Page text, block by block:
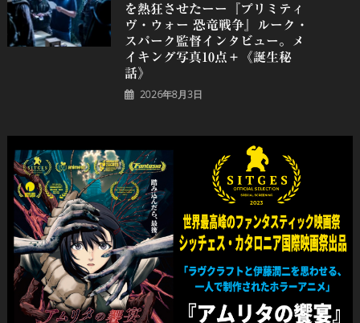
を熱狂させたーー『プリミティ
ヴ・ウォー 恐⻯戦争』ルーク・
スパーク監督インタビュー。メ
イキング写真10点＋《誕⽣秘
話》
2026年8月3日